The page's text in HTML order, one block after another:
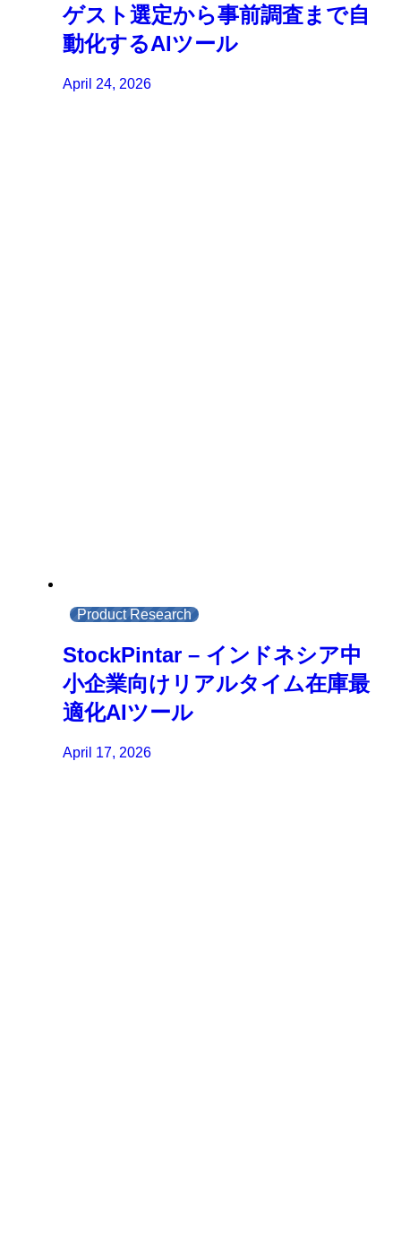
ゲスト選定から事前調査まで自
動化するAIツール
April 24, 2026
Product Research
StockPintar – インドネシア中
小企業向けリアルタイム在庫最
適化AIツール
April 17, 2026